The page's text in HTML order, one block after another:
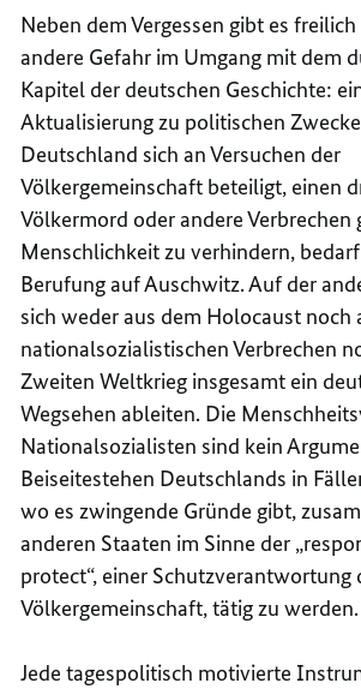
Neben dem Vergessen gibt es
andere Gefahr im Umgang mit dem
Kapitel der deutschen Geschichte:
Aktualisierung zu politischen
Deutschland sich an Versuchen der
Völkergemeinschaft beteiligt, einen
Völkermord oder andere Verbrechen
Menschlichkeit zu verhindern,
Berufung auf Auschwitz. Auf der
sich weder aus dem Holocaust noch
nationalsozialistischen Verbrechen
Zweiten Weltkrieg insgesamt ein
Wegsehen ableiten. Die
Nationalsozialisten sind kein
Beiseitestehen Deutschlands in
wo es zwingende Gründe gibt,
anderen Staaten im Sinne der
protect“, einer Schutzverantwortung
Völkergemeinschaft, tätig zu werden.
Jede tagespolitisch motivierte